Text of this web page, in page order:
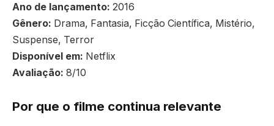
Ano de lançamento: 2016
Gênero: Drama, Fantasia, Ficção Científica, Mistério,
Suspense, Terror
Disponível em: Netflix
Avaliação: 8/10
Por que o filme continua relevante